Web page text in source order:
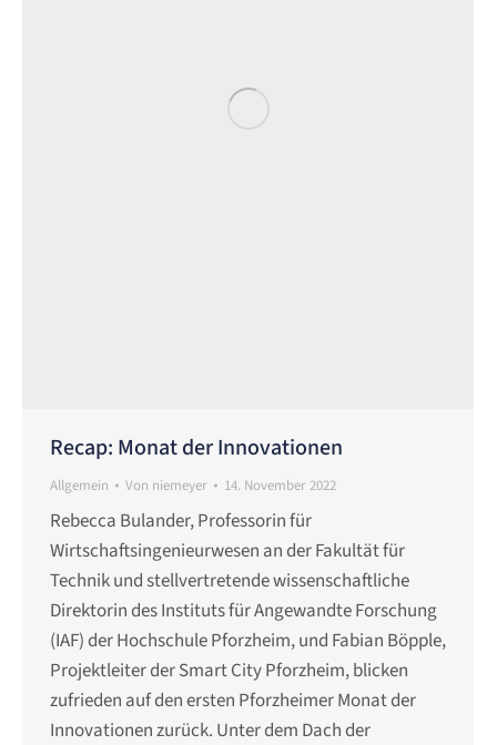
Recap: Monat der Innovationen
Allgemein Von niemeyer 14. November 2022
Rebecca Bulander, Professorin für
Wirtschaftsingenieurwesen an der Fakultät für
Technik und stellvertretende wissenschaftliche
Direktorin des Instituts für Angewandte Forschung
(IAF) der Hochschule Pforzheim, und Fabian Böpple,
Projektleiter der Smart City Pforzheim, blicken
zufrieden auf den ersten Pforzheimer Monat der
Innovationen zurück. Unter dem Dach der